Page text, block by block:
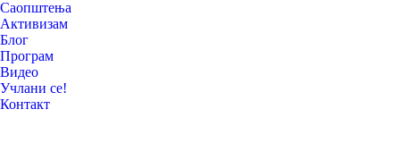
Саопштења
Активизам
Блог
Програм
Видео
Учлани се!
Контакт